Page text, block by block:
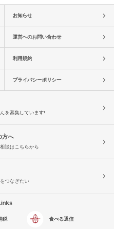
お知らせ
運営へのお問い合わせ
利用規約
プライバシーポリシー
を募集しています!
方へ
談はこちらから
つなぎたい
税 食べる通信